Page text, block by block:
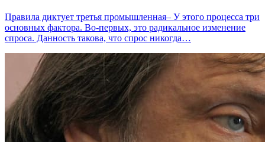
Правила диктует третья промышленная– У этого процесса три
основных фактора. Во-первых, это радикальное изменение
спроса. Данность такова, что спрос никогда…